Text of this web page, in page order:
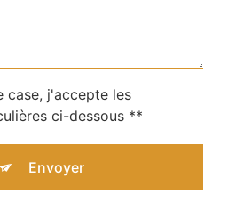
case, j'accepte les
ci-dessous **
Envoyer